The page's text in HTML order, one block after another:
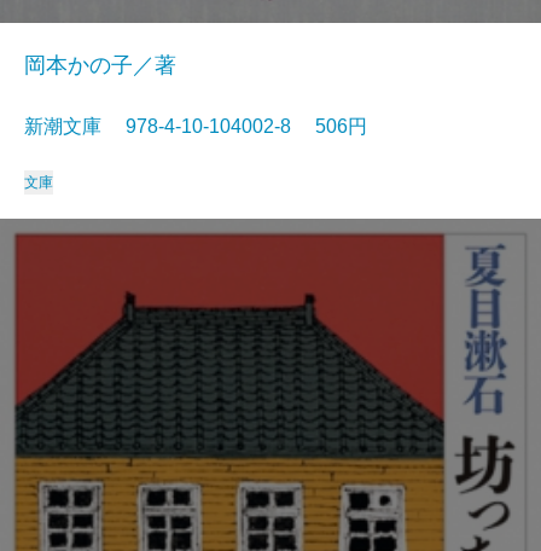
岡本かの子／著
新潮文庫 978-4-10-104002-8 506円
文庫